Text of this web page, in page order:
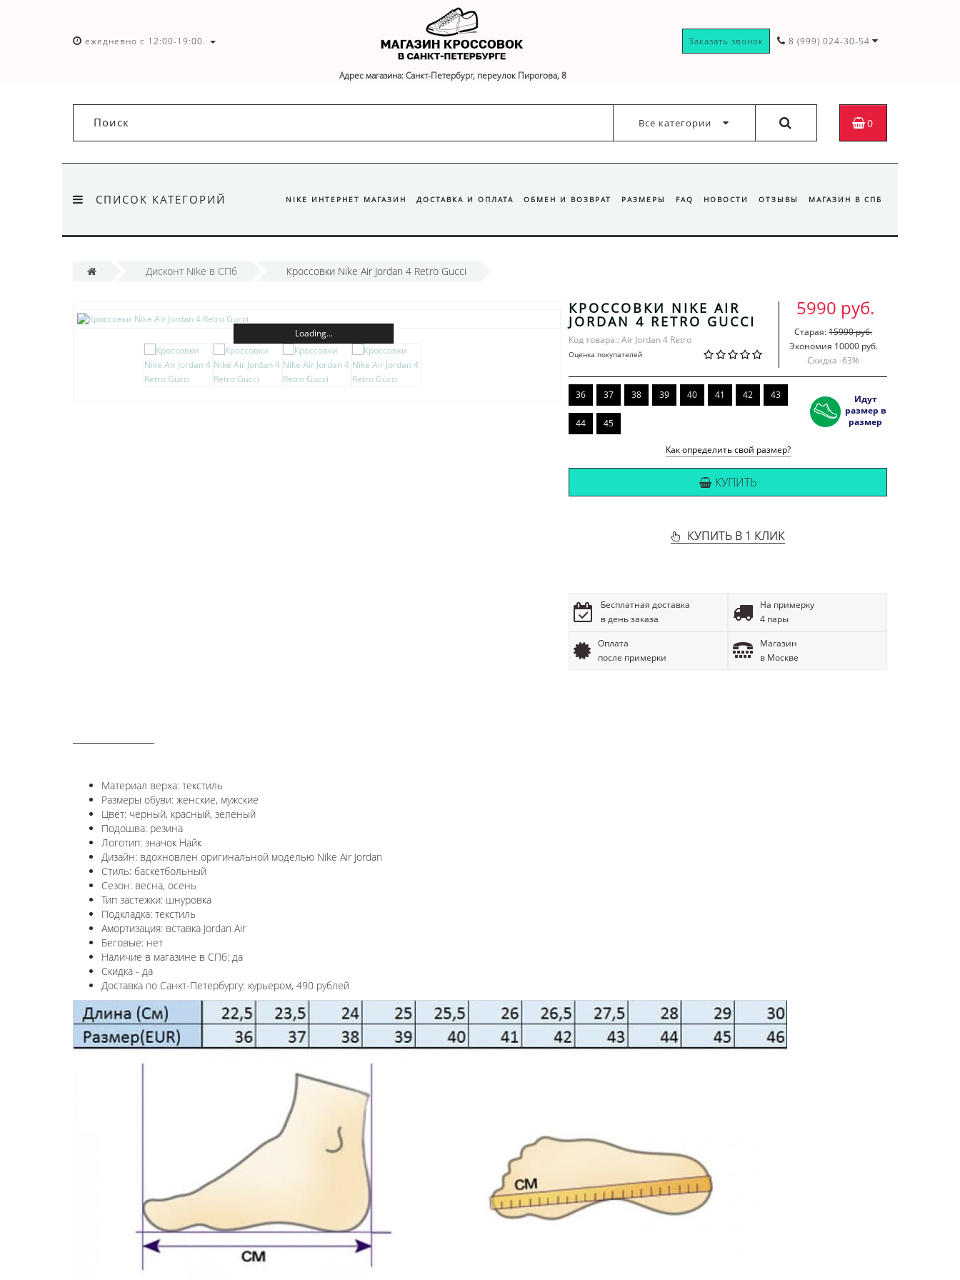
ежедневно с 12:00-19:00.
Адрес магазина: Санкт-Петербург, переулок Пирогова, 8
Заказать звонок 8 (999) 024-30-54
Все категории 0
СПИСОК КАТЕГОРИЙ NIKE ИНТЕРНЕТ МАГАЗИН ДОСТАВКА И ОПЛАТА ОБМЕН И ВОЗВРАТ РАЗМЕРЫ FAQ НОВОСТИ ОТЗЫВЫ МАГАЗИН В СПБ
Дисконт Nike в СПб Кроссовки Nike Air Jordan 4 Retro Gucci
Loading...
КРОССОВКИ NIKE AIR
JORDAN 4 RETRO GUCCI
Код товара:: Air Jordan 4 Retro
Оценка покупателей
5990 руб.
Старая:15990 руб.
Экономия 10000 руб.
Скидка -63%
36 37 38 39 40 41 42 43
44 45
Идут
размер в
размер
Как определить свой размер?
КУПИТЬ
КУПИТЬ В 1 КЛИК
Бесплатная доставка
в день заказа
На примерку
4 пары
Оплата
после примерки
Магазин
в Москве
Материал верха: текстиль
Размеры обуви: женские, мужские
Цвет: черный, красный, зеленый
Подошва: резина
Логотип: значок Найк
Дизайн: вдохновлен оригинальной моделью Nike Air Jordan
Стиль: баскетбольный
Сезон: весна, осень
Тип застежки: шнуровка
Подкладка: текстиль
Амортизация: вставка Jordan Air
Беговые: нет
Наличие в магазине в СПб: да
Скидка - да
Доставка по Санкт-Петербургу: курьером, 490 рублей